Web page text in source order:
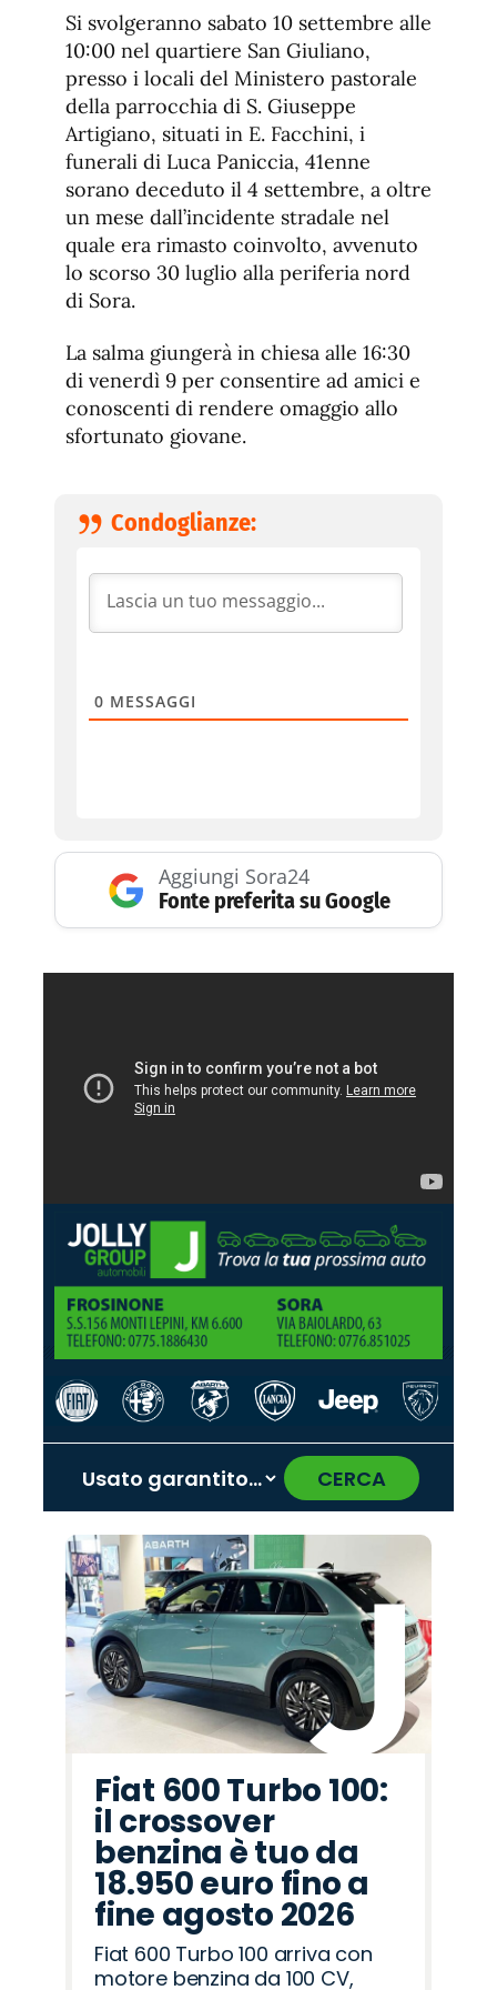
de
fuente
de
fuente.
Si svolgeranno sabato 10 settembre alle
10:00 nel quartiere San Giuliano,
presso i locali del Ministero pastorale
della parrocchia di S. Giuseppe
Artigiano, situati in E. Facchini, i
funerali di Luca Paniccia, 41enne
sorano deceduto il 4 settembre, a oltre
un mese dall’incidente stradale nel
quale era rimasto coinvolto, avvenuto
lo scorso 30 luglio alla periferia nord
di Sora.
La salma giungerà in chiesa alle 16:30
di venerdì 9 per consentire ad amici e
conoscenti di rendere omaggio allo
sfortunato giovane.
Condoglianze:
0 MESSAGGI
Aggiungi Sora24
Fonte preferita su Google
CERCA
Promo
Citroën
Promo
Opel
Promo
Seat
Promo
Jaecoo
Promo
Abarth
Promo
Mazda
Promo
Hyundai
Promo
Land
Rover
Promo
Cupra
Promo
Omoda
Promo
Jeep
Promo
Peugeot
Promo
Lancia
Promo
Fiat
Promo
Alfa
Romeo
‹ ›
Fiat 600 Turbo 100:
il crossover
benzina è tuo da
18.950 euro fino a
fine agosto 2026
Fiat 600 Turbo 100 arriva con
motore benzina da 100 CV,